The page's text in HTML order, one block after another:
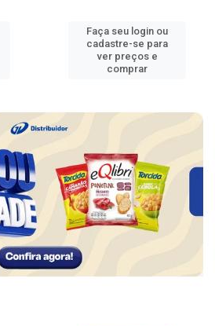
Faça seu login ou
cadastre-se para
ver preços e
comprar